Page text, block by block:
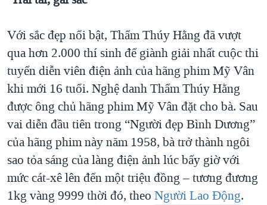
Với sắc đẹp nổi bật, Thẩm Thúy Hằng đã vượt
qua hơn 2.000 thí sinh để giành giải nhất cuộc thi
tuyển diễn viên điện ảnh của hãng phim Mỹ Vân
khi mới 16 tuổi. Nghệ danh Thẩm Thúy Hằng
được ông chủ hãng phim Mỹ Vân đặt cho bà. Sau
vai diễn đầu tiên trong “Người đẹp Bình Dương”
của hãng phim này năm 1958, bà trở thành ngôi
sao tỏa sáng của làng điện ảnh lúc bấy giờ với
mức cát-xê lên đến một triệu đồng – tương đương
1kg vàng 9999 thời đó, theo Người Lao Động.